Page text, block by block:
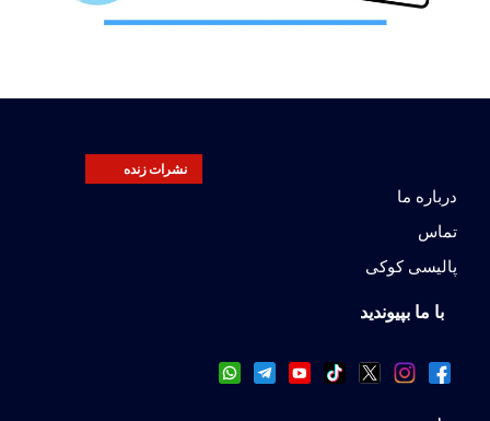
نشرات زنده
درباره ما
تماس
پالیسی کوکی
با ما بپیوندید